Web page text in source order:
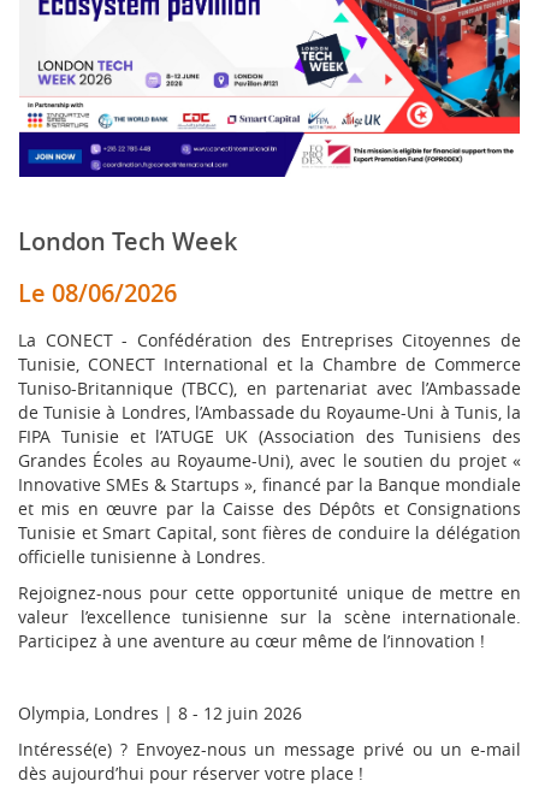
London Tech Week
Le 08/06/2026
La CONECT - Confédération des Entreprises Citoyennes de
Tunisie, CONECT International et la Chambre de Commerce
Tuniso-Britannique (TBCC), en partenariat avec l’Ambassade
de Tunisie à Londres, l’Ambassade du Royaume-Uni à Tunis, la
FIPA Tunisie et l’ATUGE UK (Association des Tunisiens des
Grandes Écoles au Royaume-Uni), avec le soutien du projet «
Innovative SMEs & Startups », financé par la Banque mondiale
et mis en œuvre par la Caisse des Dépôts et Consignations
Tunisie et Smart Capital, sont fières de conduire la délégation
officielle tunisienne à Londres.
Rejoignez-nous pour cette opportunité unique de mettre en
valeur l’excellence tunisienne sur la scène internationale.
Participez à une aventure au cœur même de l’innovation !
Olympia, Londres | 8 - 12 juin 2026
Intéressé(e) ? Envoyez-nous un message privé ou un e-mail
dès aujourd’hui pour réserver votre place !